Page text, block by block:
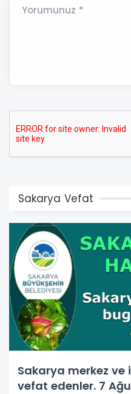
Yorumunuz *
Sakarya Vefat
Sakarya merkez
vefat edenler. 7